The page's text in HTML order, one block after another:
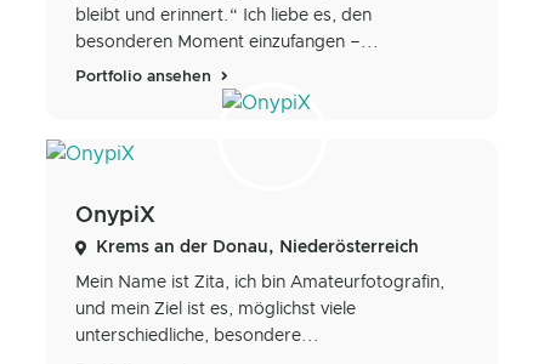
bleibt und erinnert.“ Ich liebe es, den
besonderen Moment einzufangen –...
Portfolio ansehen
OnypiX
Krems an der Donau, Niederösterreich
Mein Name ist Zita, ich bin Amateurfotografin,
und mein Ziel ist es, möglichst viele
unterschiedliche, besondere...